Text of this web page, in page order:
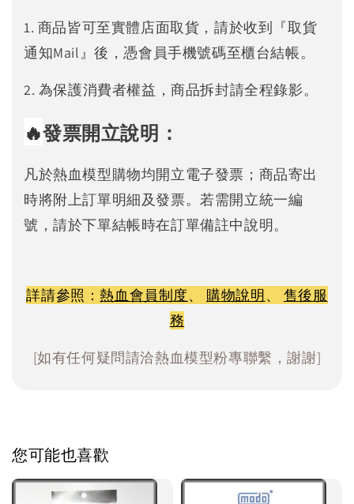
1. 商品皆可至實體店面取貨，請於收到『取貨
通知Mail』後，憑會員手機號碼至櫃台結帳。
2. 為保護消費者權益，商品拆封請全程錄影。
🔥發票開立說明：
凡於熱血模型購物均開立電子發票；商品寄出
時將附上訂單明細及發票。若需開立統一編
號，請於下單結帳時在訂單備註中說明。
詳請參照：熱血會員制度、 購物說明、 售後服
務
[如有任何疑問請洽熱血模型粉專聯繫，謝謝]
您可能也喜歡